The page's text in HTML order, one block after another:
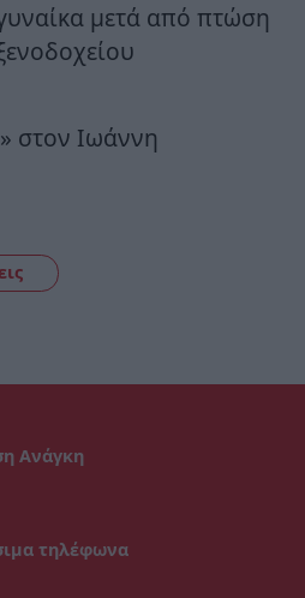
μετά από πτώση
στον Ιωάννη
Ανάγκη
τηλέφωνα